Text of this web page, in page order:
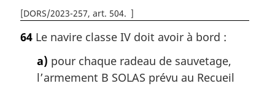
[DORS/2023-257, art. 504 ]
64 Le navire classe IV doit avoir à bord :
a) pour chaque radeau de sauvetage,
l’armement B SOLAS prévu au Recueil